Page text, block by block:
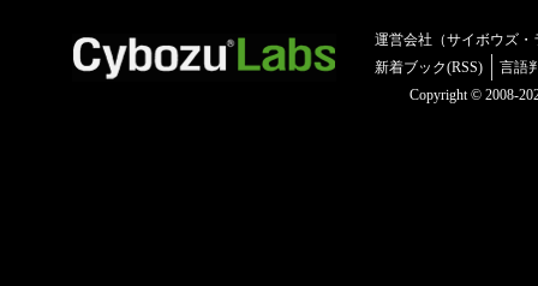
運営会社（サイボウズ・
新着ブック(RSS)
言語
Copyright © 2008-